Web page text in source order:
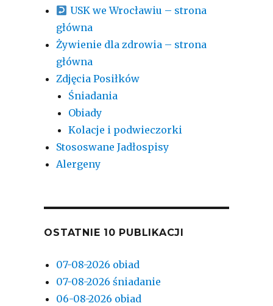
USK we Wrocławiu – strona
główna
Żywienie dla zdrowia – strona
główna
Zdjęcia Posiłków
Śniadania
Obiady
Kolacje i podwieczorki
Stososwane Jadłospisy
Alergeny
OSTATNIE 10 PUBLIKACJI
07-08-2026 obiad
07-08-2026 śniadanie
06-08-2026 obiad